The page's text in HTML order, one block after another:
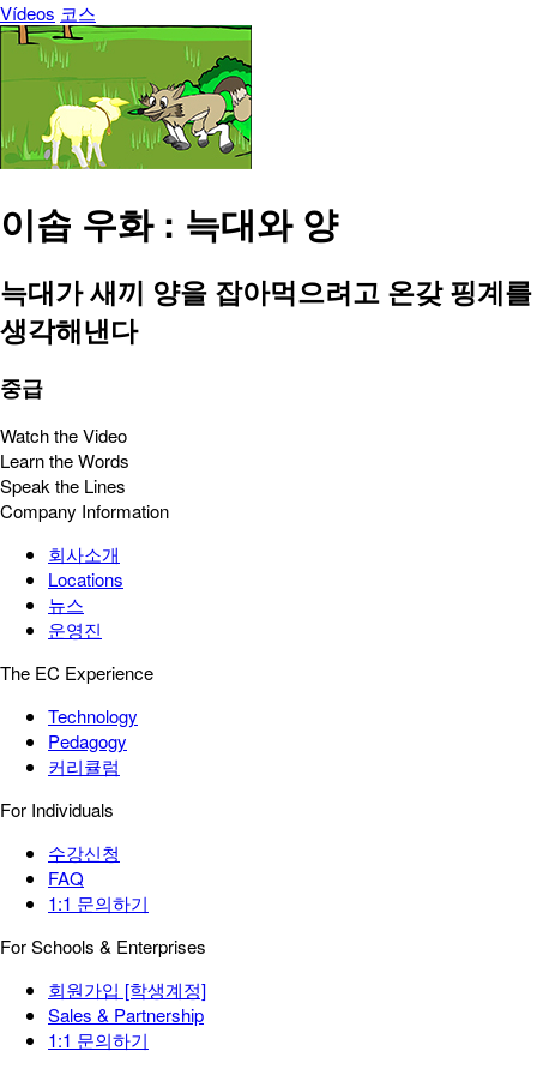
Vídeos 코스
이솝 우화 : 늑대와 양
늑대가 새끼 양을 잡아먹으려고 온갖 핑계를
생각해낸다
중급
Watch the Video
Learn the Words
Speak the Lines
Company Information
회사소개
Locations
뉴스
운영진
The EC Experience
Technology
Pedagogy
커리큘럼
For Individuals
수강신청
FAQ
1:1 문의하기
For Schools & Enterprises
회원가입 [학생계정]
Sales & Partnership
1:1 문의하기